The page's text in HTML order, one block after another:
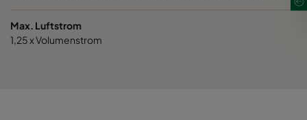
Max. Luftstrom
1,25 x Volumenstrom